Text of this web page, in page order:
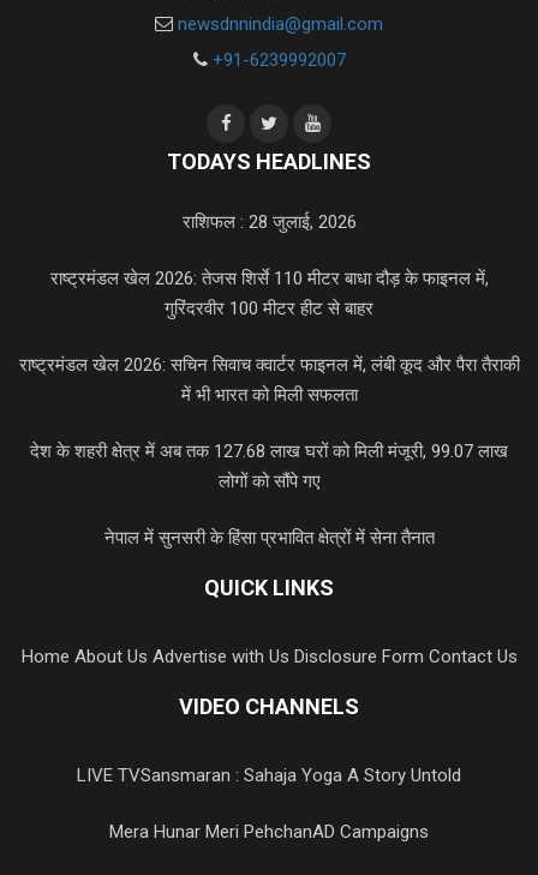
newsdnnindia@gmail.com
+91-6239992007
TODAYS HEADLINES
राशिफल : 28 जुलाई, 2026
राष्ट्रमंडल खेल 2026: तेजस शिर्से 110 मीटर बाधा दौड़ के फाइनल में,
गुरिंदरवीर 100 मीटर हीट से बाहर
राष्ट्रमंडल खेल 2026: सचिन सिवाच क्वार्टर फाइनल में, लंबी कूद और पैरा तैराकी
में भी भारत को मिली सफलता
देश के शहरी क्षेत्र में अब तक 127.68 लाख घरों को मिली मंजूरी, 99.07 लाख
लोगों को सौंपे गए
नेपाल में सुनसरी के हिंसा प्रभावित क्षेत्रों में सेना तैनात
QUICK LINKS
Home About Us Advertise with Us Disclosure Form Contact Us
VIDEO CHANNELS
LIVE TVSansmaran : Sahaja Yoga A Story Untold
Mera Hunar Meri PehchanAD Campaigns